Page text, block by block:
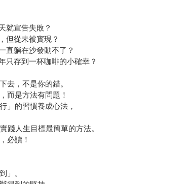
就宣告失敗？
但從未被實現？
直躺在沙發動不了？
只存到一杯咖啡的小確幸？
去，不是你的錯。
而是方法有問題！
」的習慣養成心法，
踐人生目標最簡單的方法。
必讀！
」。